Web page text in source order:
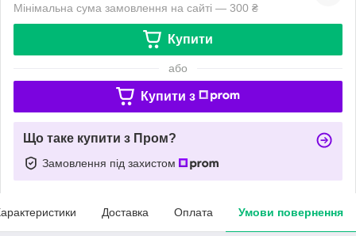
Мінімальна сума замовлення на сайті — 300 ₴
Купити
або
Купити з
Що таке купити з Пром?
Замовлення під захистом
Доставка Оплата Умови повернення